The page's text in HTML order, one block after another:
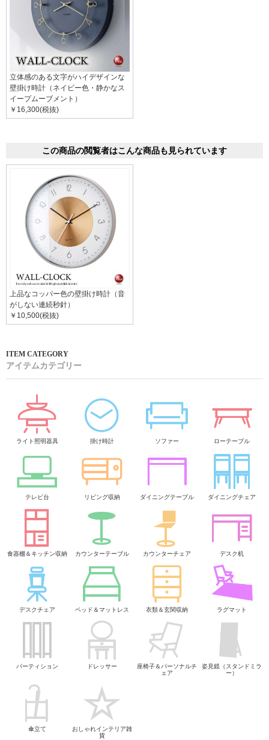
立体感のある文字がハイデザインな
壁掛け時計（ネイビー色・静かなス
イープムーブメント）
￥16,300(税抜)
この商品の閲覧者はこんな商品も見られています
上品なコッパー色の壁掛け時計（音
がしない連続秒針）
￥10,500(税抜)
アイテムカテゴリー
ライト照明器具 掛け時計 ソファー ローテーブル
テレビ台 リビング収納 ダイニングテーブル ダイニングチェア
食器棚＆キッチン収納 カウンターテーブル カウンターチェア デスク机
デスクチェア ベッド＆マットレス 衣類＆玄関収納 ラグマット
パーティション ドレッサー
座椅子＆パーソナルチ
ェア
姿見鏡（スタンドミラ
ー）
傘立て
おしゃれインテリア雑
貨